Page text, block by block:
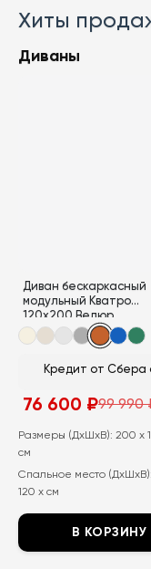
Хиты
Диваны
Диван бескаркасный
модульный Кватро
120х200 Велюр
Кредит от Сбера
99 990
Первоначальная
составляла
990
₽.
76 600 ₽
Текущая
76
₽.
Размеры (ДхШхВ): 200 x
см
Спальное место (ДхШхВ):
120 x см
В КОРЗИНУ